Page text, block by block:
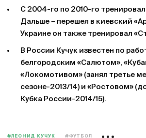
С 2004-го по 2010-го
Дальше – перешел в киевский
Украине он также тренировал
В России Кучук известен по
белгородским «Салютом»,
«Локомотивом» (занял третье
сезоне-2013/14) и «Ростовом»
Кубка России-2014/15).
#ЛЕОНИД КУЧУК #ФУТБОЛ